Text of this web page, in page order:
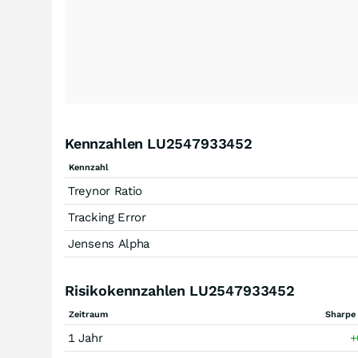
Kennzahlen LU2547933452
Kennzahl
Treynor Ratio
Tracking Error
Jensens Alpha
Risikokennzahlen LU2547933452
Zeitraum Sharpe
1 Jahr